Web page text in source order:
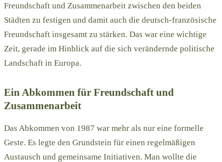
Freundschaft und Zusammenarbeit zwischen den beiden
Städten zu festigen und damit auch die deutsch-französische
Freundschaft insgesamt zu stärken. Das war eine wichtige
Zeit, gerade im Hinblick auf die sich verändernde politische
Landschaft in Europa.
Ein Abkommen für Freundschaft und
Zusammenarbeit
Das Abkommen von 1987 war mehr als nur eine formelle
Geste. Es legte den Grundstein für einen regelmäßigen
Austausch und gemeinsame Initiativen. Man wollte die